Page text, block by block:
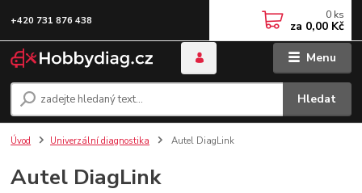
Menu
Hledat
+420 731 876 438 0 ks
za 0,00 Kč
Úvod Univerzální diagnostika Autel DiagLink
Autel DiagLink